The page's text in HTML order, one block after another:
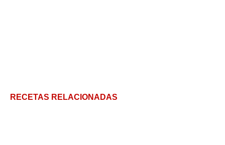
RECETAS RELACIONADAS